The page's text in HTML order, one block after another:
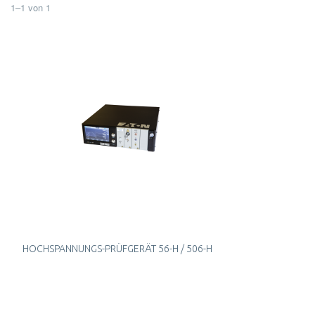
1–1 von 1
HOCHSPANNUNGS-PRÜFGERÄT 56-H / 506-H